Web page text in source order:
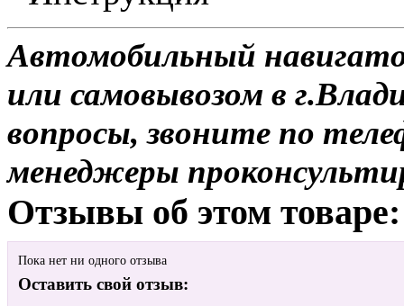
Автомобильный
или самовывозом в
вопросы, звоните по
менеджеры
Отзывы об этом товаре:
Пока нет ни одного отзыва
Оставить свой отзыв: